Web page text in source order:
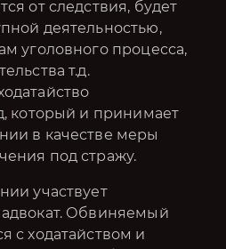
от следствия, будет
деятельностью,
уголовного процесса,
т.д.
который и принимает
в качестве меры
под стражу.
участвует
Обвиняемый
с ходатайством и